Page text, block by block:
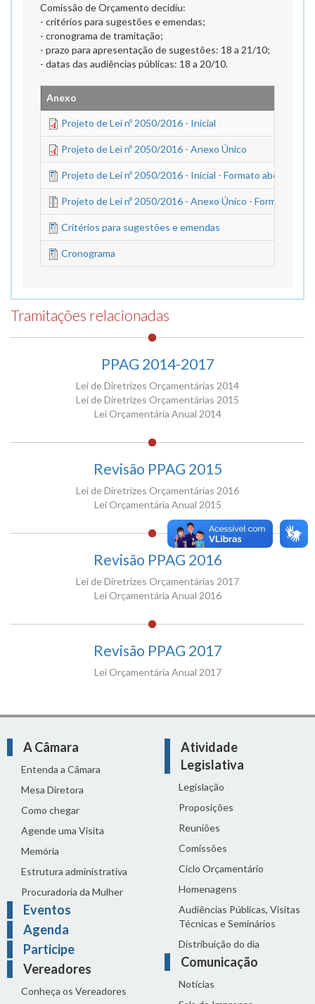
Comissão de Orçamento decidiu:
- critérios para sugestões e emendas;
- cronograma de tramitação;
- prazo para apresentação de sugestões: 18 a 21/10;
- datas das audiências públicas: 18 a 20/10.
Anexo
Projeto de Lei nº 2050/2016 - Inicial
Projeto de Lei nº 2050/2016 - Anexo Único
Projeto de Lei nº 2050/2016 - Inicial - Formato aberto
Projeto de Lei nº 2050/2016 - Anexo Único - Formato
Critérios para sugestões e emendas
Cronograma
Tramitações relacionadas
PPAG 2014-2017
Lei de Diretrizes Orçamentárias 2014
Lei de Diretrizes Orçamentárias 2015
Lei Orçamentária Anual 2014
Revisão PPAG 2015
Lei de Diretrizes Orçamentárias 2016
Lei Orçamentária Anual 2015
Revisão PPAG 2016
Lei de Diretrizes Orçamentárias 2017
Lei Orçamentária Anual 2016
Revisão PPAG 2017
Lei Orçamentária Anual 2017
A Câmara
Entenda a Câmara
Mesa Diretora
Como chegar
Agende uma Visita
Memória
Estrutura administrativa
Procuradoria da Mulher
Eventos
Agenda
Participe
Vereadores
Conheça os Vereadores
Atividade
Legislativa
Legislação
Proposições
Reuniões
Comissões
Ciclo Orçamentário
Homenagens
Audiências Públicas, Visitas
Técnicas e Seminários
Distribuição do dia
Comunicação
Notícias